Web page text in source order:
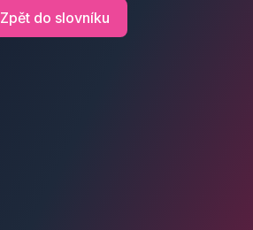
Zpět do slovníku